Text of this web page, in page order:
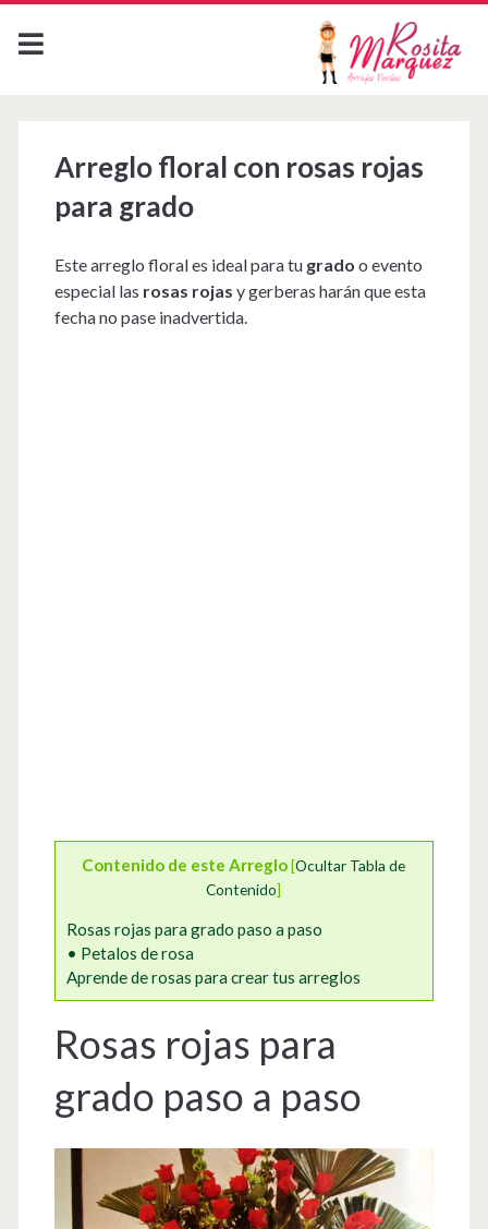
Arreglo floral con rosas rojas
para grado
Este arreglo floral es ideal para tu grado o evento
especial las rosas rojas y gerberas harán que esta
fecha no pase inadvertida.
Contenido de este Arreglo[Ocultar Tabla de
Contenido]
Rosas rojas para grado paso a paso
• Petalos de rosa
Aprende de rosas para crear tus arreglos
Rosas rojas para
grado paso a paso